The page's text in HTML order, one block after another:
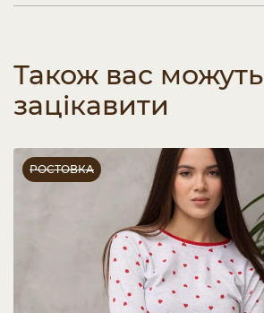
Також вас можуть
зацікавити
РОСТОВКА